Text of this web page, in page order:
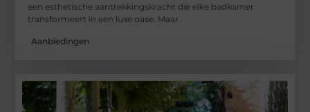
een esthetische aantrekkingskracht die elke badkamer
transformeert in een luxe oase. Maar
Aanbiedingen